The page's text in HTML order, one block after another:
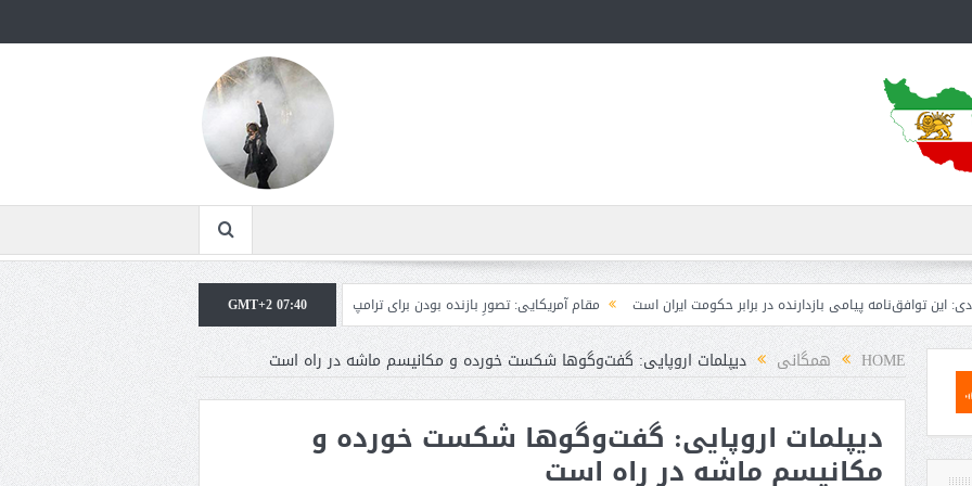
پیامی بازدارنده در برابر حکومت ایران است مقام آمریکایی: تصورِ بازنده بودن برای ترامپ غیرقابل‌تحمل است+فیلم: تحلیل
مقامات آمریکایی: برخی گزارش‌هاGMT+2 07:40
HOME همگانی دیپلمات اروپایی: گفت‌وگو‌ها شکست خورده و مکانیسم ماشه در راه است
دیپلمات اروپایی: گفت‌وگو‌ها شکست خورده و
مکانیسم ماشه در راه است